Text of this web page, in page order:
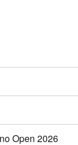
Open 2026